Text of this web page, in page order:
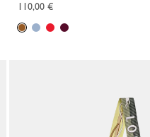
110,00 €